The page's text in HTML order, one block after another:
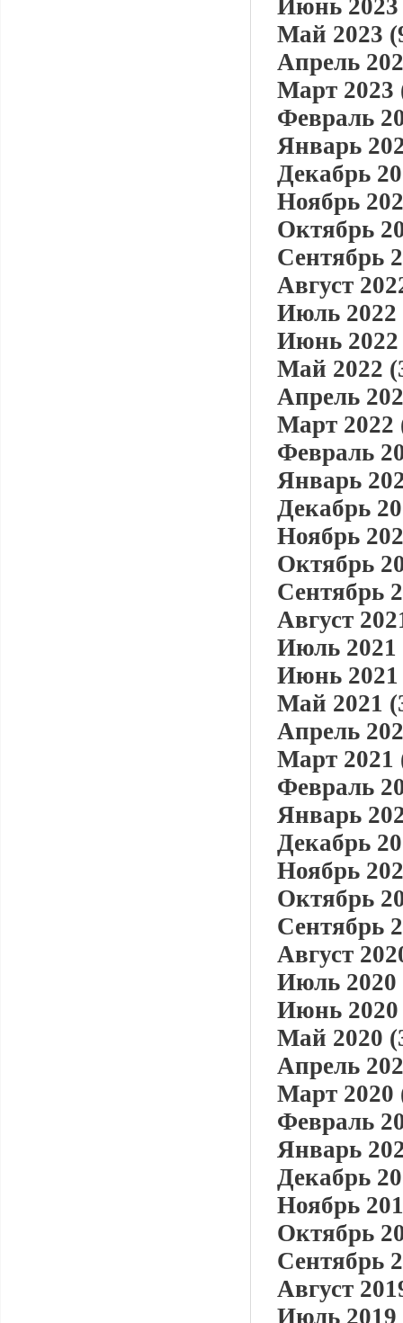
Июнь 2023
Май 2023
Апрель
Март 2023
Февраль
Январь
Декабрь
Ноябрь
Октябрь
Сентябрь
Август
Июль 2022
Июнь 2022
Май 2022
Апрель
Март 2022
Февраль
Январь
Декабрь
Ноябрь
Октябрь
Сентябрь
Август
Июль 2021
Июнь 2021
Май 2021
Апрель
Март 2021
Февраль
Январь
Декабрь
Ноябрь
Октябрь
Сентябрь
Август
Июль 2020
Июнь 2020
Май 2020
Апрель
Март 2020
Февраль
Январь
Декабрь
Ноябрь
Октябрь
Сентябрь
Август
Июль 2019